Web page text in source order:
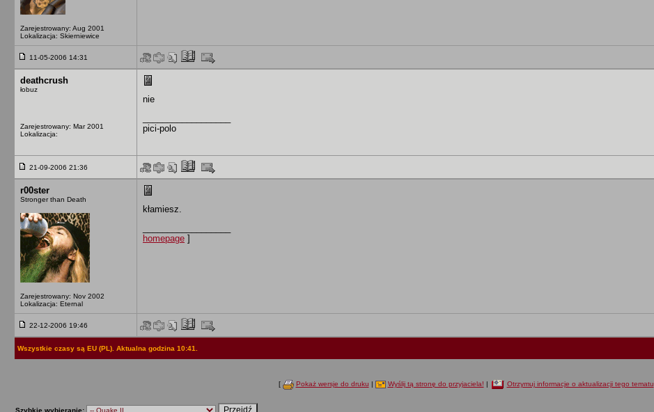
Zarejestrowany: Aug 2001
Lokalizacja: Skierniewice
11-05-2006 14:31
deathcrush
łobuz
Zarejestrowany: Mar 2001
Lokalizacja:
nie
pici-polo
21-09-2006 21:36
r00ster
Stronger than Death
Zarejestrowany: Nov 2002
Lokalizacja: Eternal
kłamiesz.
homepage ]
22-12-2006 19:46
Wszystkie czasy są EU (PL). Aktualna godzina 10:41.
[ Pokaż wersje do druku | Wyślij tą stronę do przyjaciela! | Otrzymuj informacje o aktualizacji tego tematu
Szybkie wybieranie: